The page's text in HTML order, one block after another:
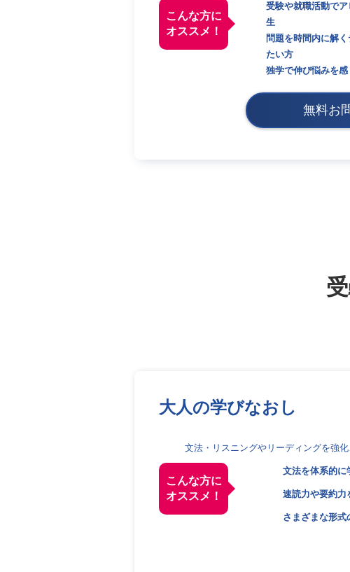
こんな方に
オススメ！
受験や就職活動で
生
問題を時間内に解
たい方
独学で伸び悩みを
無料お
受
大人の学びなおし
文法・リスニングやリーディングを強
こんな方に
オススメ！
文法を体系的に
速読力や要約力
さまざまな形式